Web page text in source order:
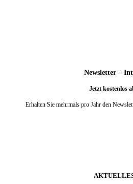
Newsletter –
Jetzt kostenlos
Erhalten Sie mehrmals pro Jahr den